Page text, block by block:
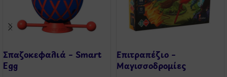
Σπαζοκεφαλιά – Smart
Egg
Επιτραπέζιο –
Μαγισσοδρομίες